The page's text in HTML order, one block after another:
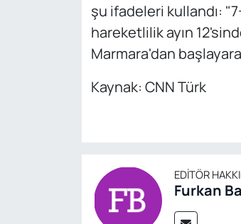
şu ifadeleri kullandı:
hareketlilik ayın
Marmara'dan
Kaynak: CNN Türk
EDITÖR
Furkan